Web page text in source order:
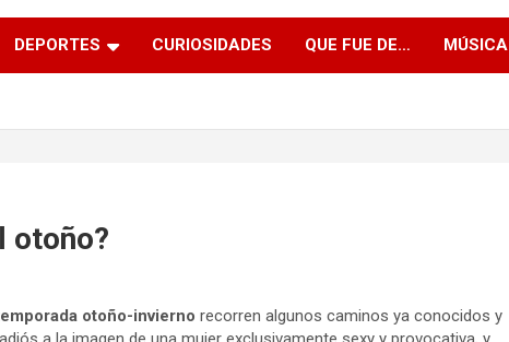
DEPORTES CURIOSIDADES QUE FUE DE… MÚSICA
otoño?
otoño-invierno recorren algunos caminos ya conocidos y